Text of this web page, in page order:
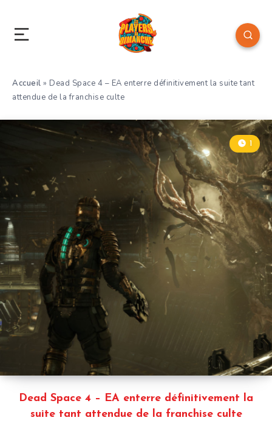
Accueil » Dead Space 4 – EA enterre définitivement la suite tant
attendue de la franchise culte
Dead Space 4 – EA enterre définitivement la
suite tant attendue de la franchise culte
1